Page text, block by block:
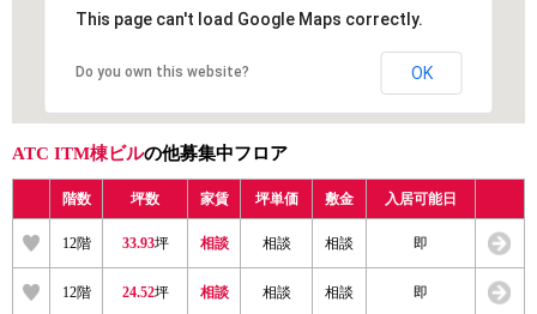
This page can't load Google Maps correctly.
Do you own this website? OK
ATC ITM棟ビルの他募集中フロア
階数 坪数 家賃 坪単価 敷金 入居可能日
12階 33.93坪 相談 相談 相談 即
12階 24.52坪 相談 相談 相談 即